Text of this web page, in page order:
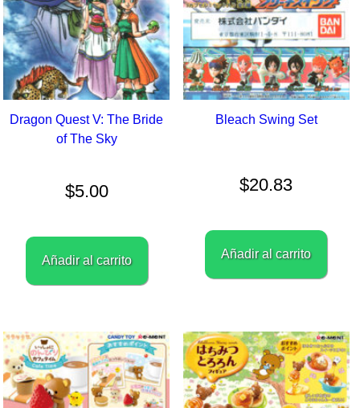
Dragon Quest V: The Bride
of The Sky
$5.00
Añadir al carrito
Bleach Swing Set
$20.83
Añadir al carrito